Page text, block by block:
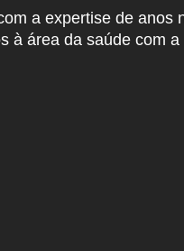
a expertise de anos
à área da saúde com